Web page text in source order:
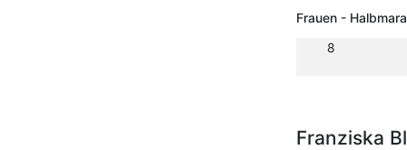
Frauen -
8
Franziska